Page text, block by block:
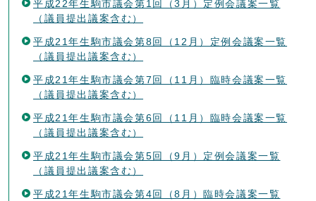
平成22年生駒市議会第1回（3月）定例会議案一覧
（議員提出議案含む）
平成21年生駒市議会第8回（12月）定例会議案一覧
（議員提出議案含む）
平成21年生駒市議会第7回（11月）臨時会議案一覧
（議員提出議案含む）
平成21年生駒市議会第6回（11月）臨時会議案一覧
（議員提出議案含む）
平成21年生駒市議会第5回（9月）定例会議案一覧
（議員提出議案含む）
平成21年生駒市議会第4回（8月）臨時会議案一覧